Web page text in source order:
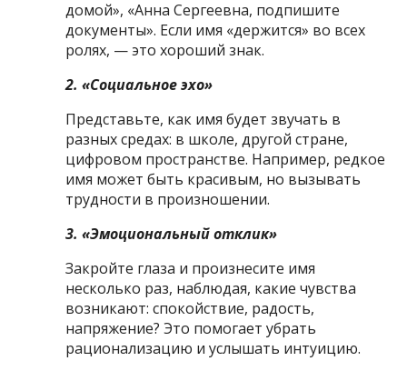
домой», «Анна Сергеевна, подпишите
документы». Если имя «держится» во всех
ролях, — это хороший знак.
2. «Социальное эхо»
Представьте, как имя будет звучать в
разных средах: в школе, другой стране,
цифровом пространстве. Например, редкое
имя может быть красивым, но вызывать
трудности в произношении.
3. «Эмоциональный отклик»
Закройте глаза и произнесите имя
несколько раз, наблюдая, какие чувства
возникают: спокойствие, радость,
напряжение? Это помогает убрать
рационализацию и услышать интуицию.